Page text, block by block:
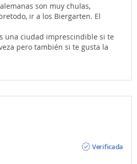
son muy chulas,
ir a los Biergarten. El
una ciudad imprescindible si te
pero también si te gusta la
Verificada